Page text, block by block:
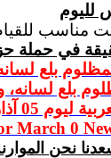
لليوم
مناسب
في حملة
بلع
بلع
ليوم 0 5
March 0